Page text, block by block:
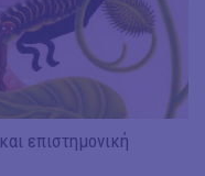
επιστημονική